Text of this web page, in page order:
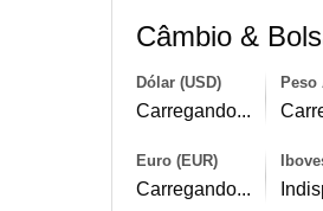
Câmbio &
Dólar (USD)
Carregando...
Peso
Euro (EUR)
Carregando...